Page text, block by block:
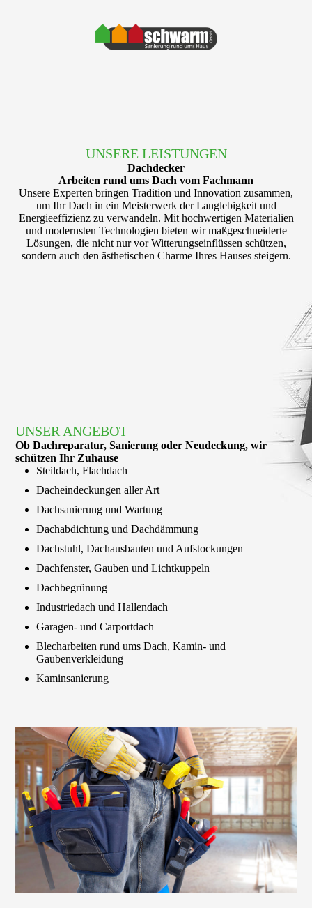
UNSERE LEISTUNGEN
Dachdecker
Arbeiten rund ums Dach vom Fachmann
Unsere Experten bringen Tradition und Innovation zusammen,
um Ihr Dach in ein Meisterwerk der Langlebigkeit und
Energieeffizienz zu verwandeln. Mit hochwertigen Materialien
und modernsten Technologien bieten wir maßgeschneiderte
Lösungen, die nicht nur vor Witterungseinflüssen schützen,
sondern auch den ästhetischen Charme Ihres Hauses steigern.
UNSER ANGEBOT
Ob Dach­reparatur, Sanie­rung oder Neu­deckung, wir
schützen Ihr Zuhause
Steildach, Flachdach
Dacheindeckungen aller Art
Dachsanierung und Wartung
Dachabdichtung und Dachdämmung
Dachstuhl, Dachausbauten und Aufstockungen
Dachfenster, Gauben und Lichtkuppeln
Dachbegrünung
Industriedach und Hallendach
Garagen- und Carportdach
Blecharbeiten rund ums Dach, Kamin- und
Gaubenverkleidung
Kaminsanierung